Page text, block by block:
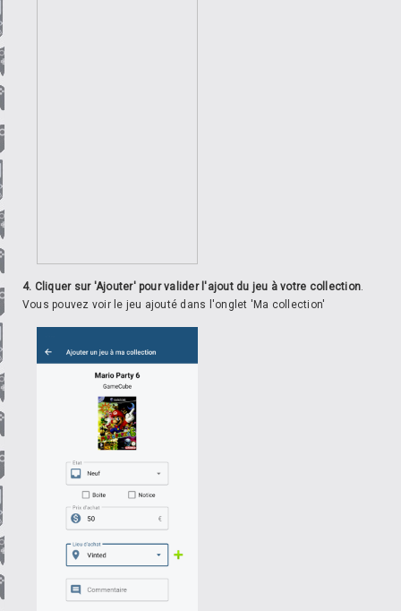
4. Cliquer sur 'Ajouter' pour valider l'ajout du jeu à votre collection.
Vous pouvez voir le jeu ajouté dans l'onglet 'Ma collection'